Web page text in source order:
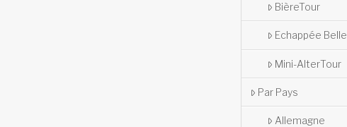
BièreTour
Echappée Belle
Mini-AlterTour
Par Pays
Allemagne